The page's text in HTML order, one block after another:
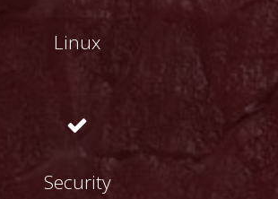
Linux
Security